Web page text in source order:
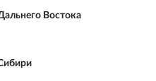
Востока